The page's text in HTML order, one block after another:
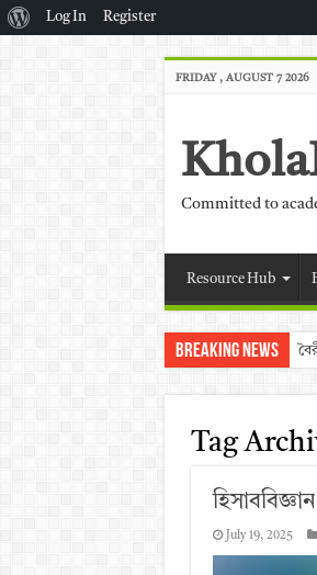
FRIDAY , AUGUST 7 2026
Committed to
Resource Hub
Breaking News
Tag
July 19, 2025
About
Log In Register